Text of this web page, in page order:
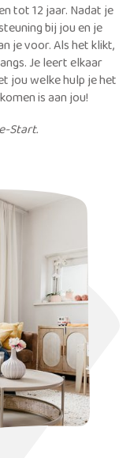
tot 12 jaar. Nadat je
bij jou en je
je voor. Als het klikt,
Je leert elkaar
jou welke hulp je het
is aan jou!
Start.